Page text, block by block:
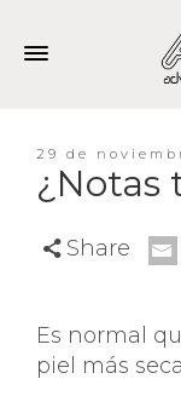
29 de
¿Notas
Share
Es normal
piel más